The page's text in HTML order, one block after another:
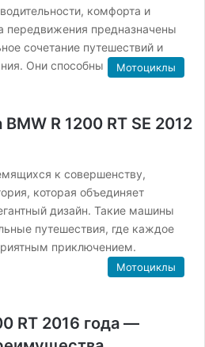
комфорта и
передвижения предназначены
сочетание путешествий и
Они способны предложить…
Мотоциклы
R 1200 RT SE 2012
к совершенству,
которая объединяет
дизайн. Такие машины
путешествия, где каждое
приключением.
Мотоциклы
RT 2016 года —